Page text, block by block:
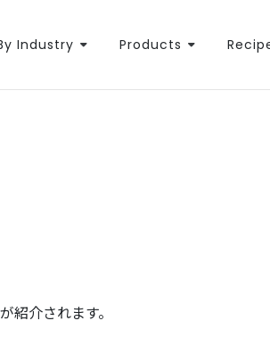
Industry Products
紹介されます。